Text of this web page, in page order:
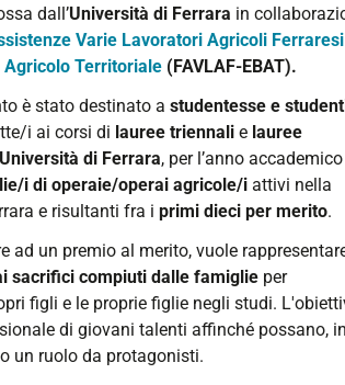
dall’Università di Ferrara in
Varie Lavoratori Agricoli Ferraresi
Agricolo Territoriale (FAVLAF-EBAT).
è stato destinato a studentesse e
i ai corsi di lauree triennali e lauree
Università di Ferrara, per l’anno accademico
i di operaie/operai agricole/i attivi nella
e risultanti fra i primi dieci per merito.
ad un premio al merito, vuole
sacrifici compiuti dalle famiglie per
figli e le proprie figlie negli studi.
di giovani talenti affinché possano,
un ruolo da protagonisti.